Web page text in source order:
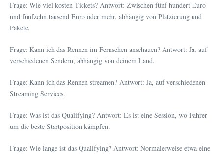
Frage: Wie viel kosten Tickets? Antwort: Zwischen fünf hundert Euro
und fünfzehn tausend Euro oder mehr, abhängig von Platzierung und
Pakete.
Frage: Kann ich das Rennen im Fernsehen anschauen? Antwort: Ja, auf
verschiedenen Sendern, abhängig von deinem Land.
Frage: Kann ich das Rennen streamen? Antwort: Ja, auf verschiedenen
Streaming Services.
Frage: Was ist das Qualifying? Antwort: Es ist eine Session, wo Fahrer
um die beste Startposition kämpfen.
Frage: Wie lange ist das Qualifying? Antwort: Normalerweise etwa eine